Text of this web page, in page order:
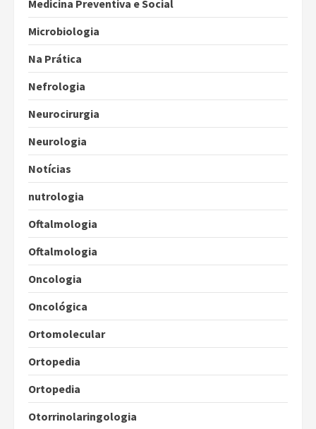
Medicina Preventiva e Social
Microbiologia
Na Prática
Nefrologia
Neurocirurgia
Neurologia
Notícias
nutrologia
Oftalmologia
Oftalmologia
Oncologia
Oncológica
Ortomolecular
Ortopedia
Ortopedia
Otorrinolaringologia